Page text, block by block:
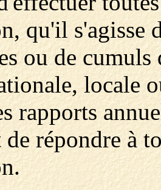
qu'il s'agisse
ou de cumuls
locale
rapports
répondre à